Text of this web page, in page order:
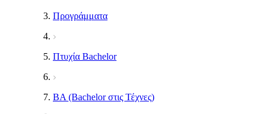
Προγράμματα
Πτυχία Bachelor
BA (Bachelor στις Τέχνες)